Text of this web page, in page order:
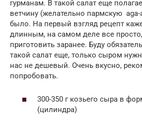
гурманам. В такой салат еще
ветчину (желательно пармскую aga-
было. На первый взгляд рецепт
длинным, на самом деле все
приготовить заранее. Буду
такой салат еще, только сыром
нас не дешевый. Очень вкусно,
попробовать.
300-350 г козьего сыра в
(цилиндра)